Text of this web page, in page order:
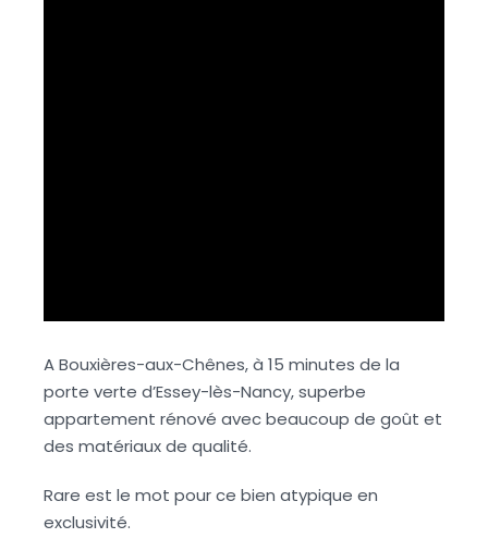
A Bouxières-aux-Chênes, à 15 minutes de la
porte verte d’Essey-lès-Nancy, superbe
appartement rénové avec beaucoup de goût et
des matériaux de qualité.
Rare est le mot pour ce bien atypique en
exclusivité.